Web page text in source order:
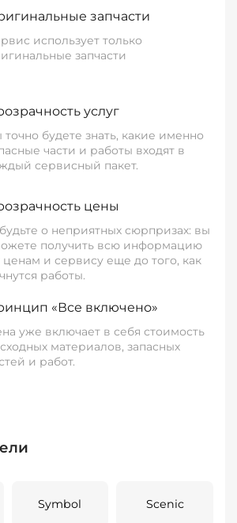
запчасти
использует только
запчасти
услуг
точно будете знать, какие именно
части и работы входят в
сервисный пакет.
цены
о неприятных сюрпризах: вы
получить всю информацию
ценам и сервису еще до того, как
работы.
«Все включено»
уже включает в себя стоимость
материалов, запасных
и работ.
Symbol Scenic